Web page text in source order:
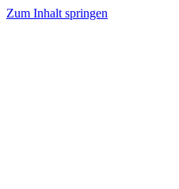
Zum Inhalt springen